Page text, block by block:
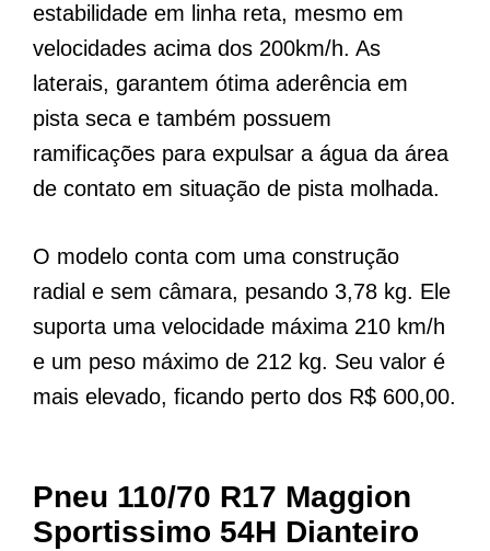
estabilidade em linha reta, mesmo em
velocidades acima dos 200km/h. As
laterais, garantem ótima aderência em
pista seca e também possuem
ramificações para expulsar a água da área
de contato em situação de pista molhada.
O modelo conta com uma construção
radial e sem câmara, pesando 3,78 kg. Ele
suporta uma velocidade máxima 210 km/h
e um peso máximo de 212 kg. Seu valor é
mais elevado, ficando perto dos R$ 600,00.
Pneu 110/70 R17 Maggion
Sportissimo 54H Dianteiro